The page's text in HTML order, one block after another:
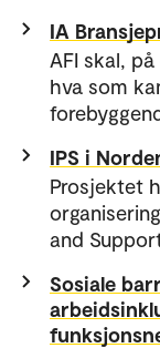
IA
AFI skal,
hva som
IPS i
Prosjektet
and
Sosiale